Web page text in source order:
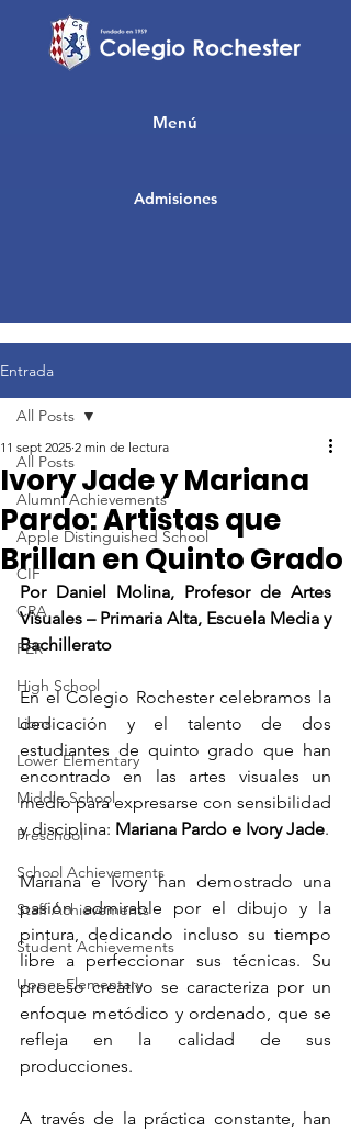
Admisiones
Menú
Entrada
All Posts
Alumni Achievements
Apple Distinguished School
CIF
CRA
FER
High School
Lions
Lower Elementary
Middle School
Preschool
School Achievements
Staff Achievements
Student Achievements
Upper Elementary
All Posts
Ivory Jade y Mariana
Pardo: Artistas que
Brillan en Quinto Grado
11 sept 2025 2 min de lectura
Por Daniel Molina, Profesor de Artes
Visuales – Primaria Alta, Escuela Media y
Bachillerato
En el Colegio Rochester celebramos la
dedicación y el talento de dos
estudiantes de quinto grado que han
encontrado en las artes visuales un
medio para expresarse con sensibilidad
y disciplina: Mariana Pardo e Ivory Jade.
Mariana e Ivory han demostrado una
pasión admirable por el dibujo y la
pintura, dedicando incluso su tiempo
libre a perfeccionar sus técnicas. Su
proceso creativo se caracteriza por un
enfoque metódico y ordenado, que se
refleja en la calidad de sus
producciones.
A través de la práctica constante, han